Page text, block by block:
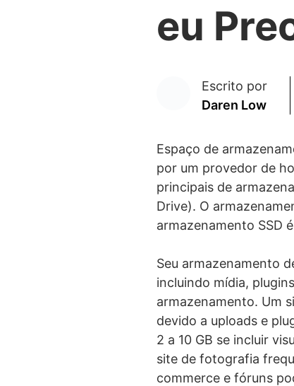
eu
Escrito por
Daren Low
Espaço de
por um provedor de
principais de
Drive). O
armazenamento SSD
Seu armazenamento
incluindo mídia,
armazenamento. Um
devido a uploads e
2 a 10 GB se incluir
site de fotografia
commerce e fóruns